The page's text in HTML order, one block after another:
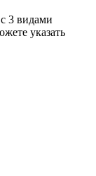
3 видами
указать